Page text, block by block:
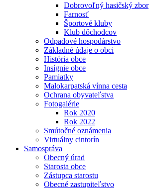
Dobrovoľný hasičský zbor
Farnosť
Športové kluby
Klub dôchodcov
Odpadové hospodárstvo
Základné údaje o obci
História obce
Insígnie obce
Pamiatky
Malokarpatská vínna cesta
Ochrana obyvateľstva
Fotogalérie
Rok 2020
Rok 2022
Smútočné oznámenia
Virtuálny cintorín
Samospráva
Obecný úrad
Starosta obce
Zástupca starostu
Obecné zastupiteľstvo